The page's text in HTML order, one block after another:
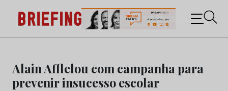
content
Briefing: Todas as notícias sobre os negócios do
Marketing e da Publicidade
Alain Afflelou com campanha para
prevenir insucesso escolar